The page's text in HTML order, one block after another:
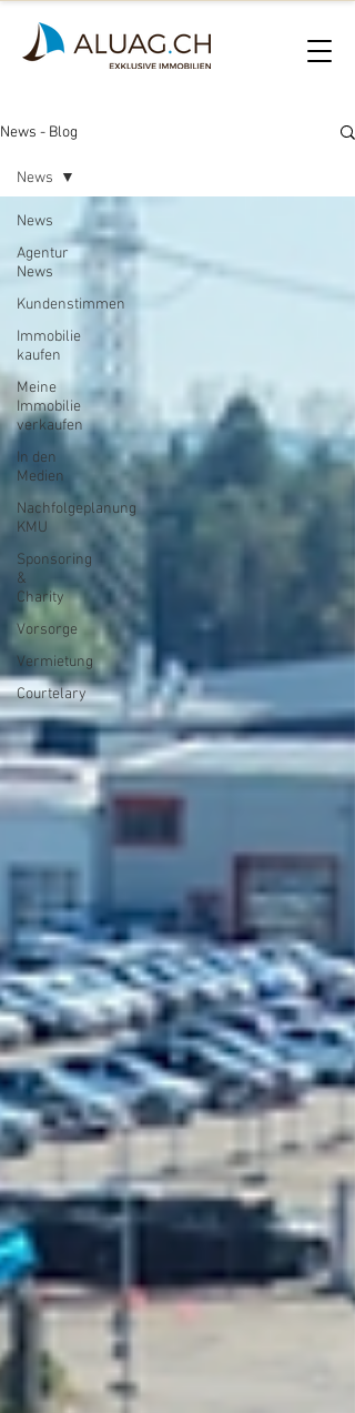
News - Blog
News
Agentur
News
Kundenstimmen
Immobilie
kaufen
Meine
Immobilie
verkaufen
In den
Medien
Nachfolgeplanung
KMU
Sponsoring
&
Charity
Vorsorge
Vermietung
Courtelary
News